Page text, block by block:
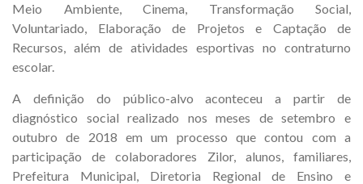
Meio Ambiente, Cinema, Transformação Social,
Voluntariado, Elaboração de Projetos e Captação de
Recursos, além de atividades esportivas no contraturno
escolar.
A definição do público-alvo aconteceu a partir de
diagnóstico social realizado nos meses de setembro e
outubro de 2018 em um processo que contou com a
participação de colaboradores Zilor, alunos, familiares,
Prefeitura Municipal, Diretoria Regional de Ensino e